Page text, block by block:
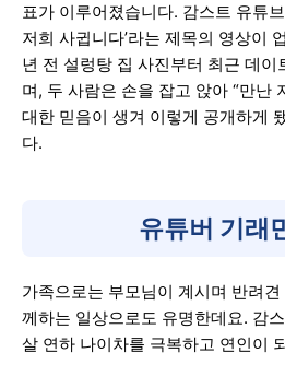
표가 이루어졌습니다. 감스트 유튜
저희 사귑니다’라는 제목의 영상이
년 전 설렁탕 집 사진부터 최근 데이
며, 두 사람은 손을 잡고 앉아 “만난
대한 믿음이 생겨 이렇게 공개하게
다.
유튜버 기래
가족으로는 부모님이 계시며 반려
께하는 일상으로도 유명한데요. 감
살 연하 나이차를 극복하고 연인이